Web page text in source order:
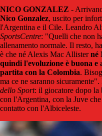
NICO GONZALEZ -
Nico Gonzalez, uscito per
l'Argentina e il Cile. Leandro
SportsCentre: "Quelli che non
allenamento normale. Il resto,
è che né Alexis Mac Allisterné
quindi l'evoluzione è buona
partita con la Colombia.
ma ce ne saranno
dello Sport: il giocatore dopo la
con l'Argentina, con la Juve
contatto con l'Albiceleste.